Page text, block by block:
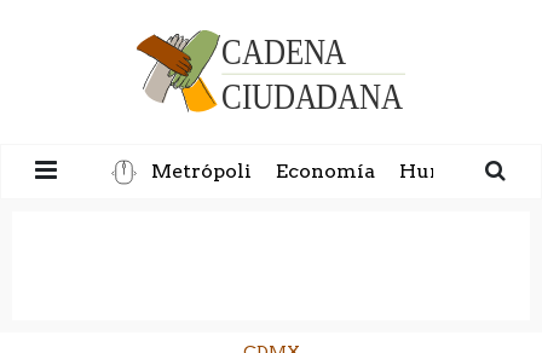
Metrópoli Economía Humanidad